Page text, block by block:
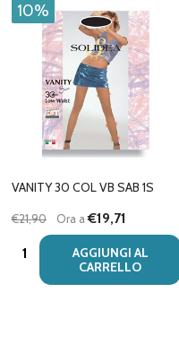
10%
VANITY 30 COL VB SAB 1S
€21,90 Ora a€19,71
Quantità:
AGGIUNGI AL
CARRELLO